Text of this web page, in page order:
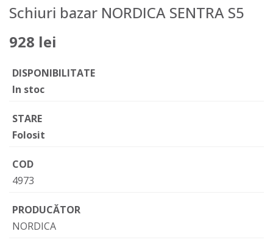
Schiuri bazar NORDICA SENTRA S5
928 lei
DISPONIBILITATE
In stoc
STARE
Folosit
COD
4973
PRODUCĂTOR
NORDICA